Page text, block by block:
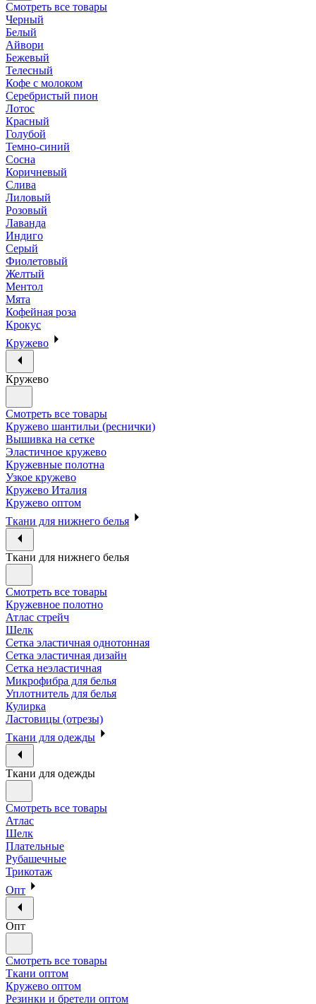
Смотреть все товары
Черный
Белый
Айвори
Бежевый
Телесный
Кофе с молоком
Серебристый пион
Лотос
Красный
Голубой
Темно-синий
Сосна
Коричневый
Слива
Лиловый
Розовый
Лаванда
Индиго
Серый
Фиолетовый
Желтый
Ментол
Мята
Кофейная роза
Крокус
Кружево
Кружево
Смотреть все товары
Кружево шантильи (реснички)
Вышивка на сетке
Эластичное кружево
Кружевные полотна
Узкое кружево
Кружево Италия
Кружево оптом
Ткани для нижнего белья
Ткани для нижнего белья
Смотреть все товары
Кружевное полотно
Атлас стрейч
Шелк
Сетка эластичная однотонная
Сетка эластичная дизайн
Сетка неэластичная
Микрофибра для белья
Уплотнитель для белья
Кулирка
Ластовицы (отрезы)
Ткани для одежды
Ткани для одежды
Смотреть все товары
Атлас
Шелк
Плательные
Рубашечные
Трикотаж
Опт
Опт
Смотреть все товары
Ткани оптом
Кружево оптом
Резинки и бретели оптом